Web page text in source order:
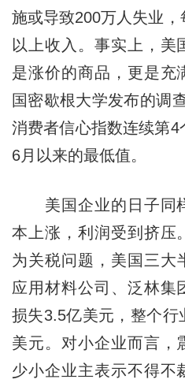
施或导致200万人失业
以上收入。事实上，美
是涨价的商品，更是充
国密歇根大学发布的调
消费者信心指数连续第
6月以来的最低值。
美国企业的日子同
本上涨，利润受到挤压
为关税问题，美国三
应用材料公司、泛林集
损失3.5亿美元，整个
美元。对小企业而言，
少小企业主表示不得不